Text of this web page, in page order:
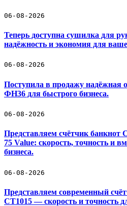
06-08-2026
Теперь доступна сушилка для
надёжность и экономия для
06-08-2026
Поступила в продажу надёжная
ФН36 для быстрого бизнеса.
06-08-2026
Представляем счётчик банкнот
75 Value: скорость, точность и
бизнеса.
06-08-2026
Представляем современный
CT1015 — скорость и точность